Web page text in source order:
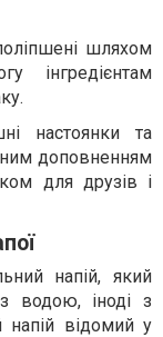
шляхом
інгредієнтам
настоянки та
доповненням
для друзів і
напій, який
водою, іноді з
напій відомий у